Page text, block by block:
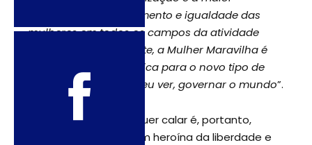
liberdade, desenvolvimento e igualdade das
mulheres em todos os campos da atividade
humana… Francamente, a Mulher Maravilha é
propaganda psicológica para o novo tipo de
mulher que deve, a meu ver, governar o mundo”.
A pergunta que não quer calar é, portanto,
como pode uma jovem heroína da liberdade e